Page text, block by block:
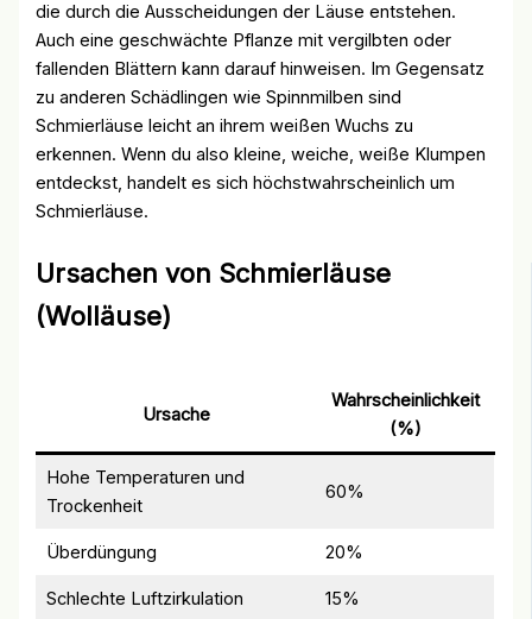
die durch die Ausscheidungen der Läuse entstehen.
Auch eine geschwächte Pflanze mit vergilbten oder
fallenden Blättern kann darauf hinweisen. Im Gegensatz
zu anderen Schädlingen wie Spinnmilben sind
Schmierläuse leicht an ihrem weißen Wuchs zu
erkennen. Wenn du also kleine, weiche, weiße Klumpen
entdeckst, handelt es sich höchstwahrscheinlich um
Schmierläuse.
Ursachen von Schmierläuse
(Wolläuse)
Ursache
Wahrscheinlichkeit
(%)
Hohe Temperaturen und
Trockenheit
60%
Überdüngung 20%
Schlechte Luftzirkulation 15%